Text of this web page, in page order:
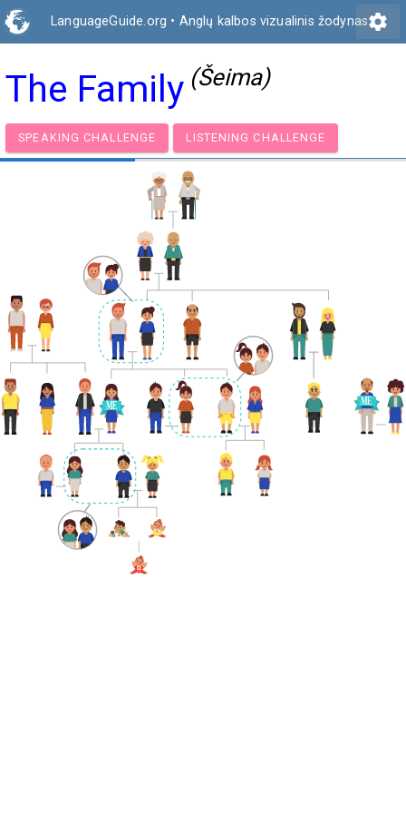
LanguageGuide.org • Anglų kalbos vizualinis žodynassettings
The Family (Šeima)
SPEAKING CHALLENGE LISTENING CHALLENGE